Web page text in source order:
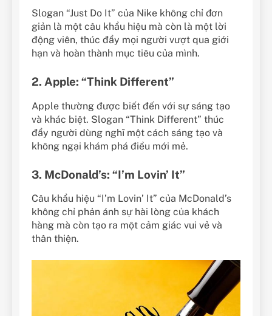
Slogan “Just Do It” của Nike không chỉ đơn
giản là một câu khẩu hiệu mà còn là một lời
động viên, thúc đẩy mọi người vượt qua giới
hạn và hoàn thành mục tiêu của mình.
2. Apple: “Think Different”
Apple thường được biết đến với sự sáng tạo
và khác biệt. Slogan “Think Different” thúc
đẩy người dùng nghĩ một cách sáng tạo và
không ngại khám phá điều mới mẻ.
3. McDonald’s: “I’m Lovin’ It”
Câu khẩu hiệu “I’m Lovin’ It” của McDonald’s
không chỉ phản ánh sự hài lòng của khách
hàng mà còn tạo ra một cảm giác vui vẻ và
thân thiện.